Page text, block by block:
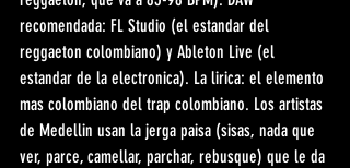
recomendada: FL Studio (el estandar del
reggaeton colombiano) y Ableton Live (el
estandar de la electronica). La lirica: el elemento
mas colombiano del trap colombiano. Los artistas
de Medellin usan la jerga paisa (sisas, nada que
ver, parce, camellar, parchar, rebusque) que le da